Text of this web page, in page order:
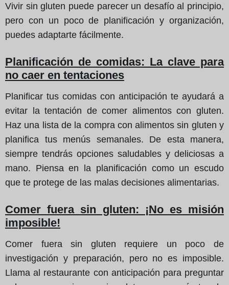
Vivir sin gluten puede parecer un desafío al principio,
pero con un poco de planificación y organización,
puedes adaptarte fácilmente.
Planificación de comidas: La clave para
no caer en tentaciones
Planificar tus comidas con anticipación te ayudará a
evitar la tentación de comer alimentos con gluten.
Haz una lista de la compra con alimentos sin gluten y
planifica tus menús semanales. De esta manera,
siempre tendrás opciones saludables y deliciosas a
mano. Piensa en la planificación como un escudo
que te protege de las malas decisiones alimentarias.
Comer fuera sin gluten: ¡No es misión
imposible!
Comer fuera sin gluten requiere un poco de
investigación y preparación, pero no es imposible.
Llama al restaurante con anticipación para preguntar